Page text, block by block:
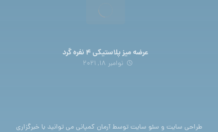
عرضه میز پلاستیکی 4 نفره گرد
نوامبر 18, 2021
طراحی سایت و سئو سایتتوسط آرمان کمپانی می توانید با خبرگزاری